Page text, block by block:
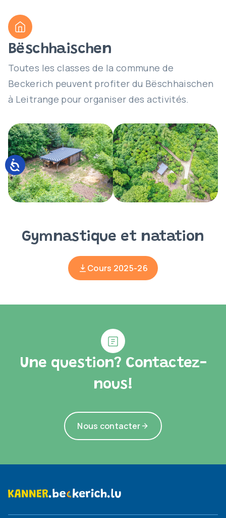
Bëschhaischen
Toutes les classes de la commune de
Beckerich peuvent profiter du Bëschhaischen
à Leitrange pour organiser des activités.
Gymnastique et natation
Cours 2025-26
Une question? Contactez-
nous!
Nous contacter